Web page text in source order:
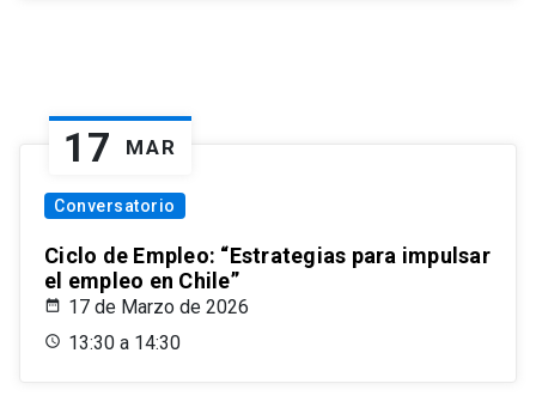
17 MAR
Conversatorio
Ciclo de Empleo: “Estrategias para impulsar
el empleo en Chile”
17 de Marzo de 2026
13:30 a 14:30